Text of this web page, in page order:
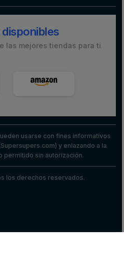
las mejores tiendas para ti
usarse con fines informativos
y enlazando a la
permitido sin autorización.
los derechos reservados.